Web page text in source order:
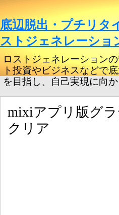
底辺脱出・プチリタ
ストジェネレーショ
ロストジェネレーション
ト投資やビジネスなどで
を目指し、自己実現に向か
mixiアプリ版グ
クリア